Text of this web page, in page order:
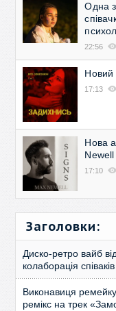
Одна з
22:56
Новий
17:13
Нова
17:10
Заголовки:
Диско-ретро вайб
колаборація
Виконавиця
ремікс на трек